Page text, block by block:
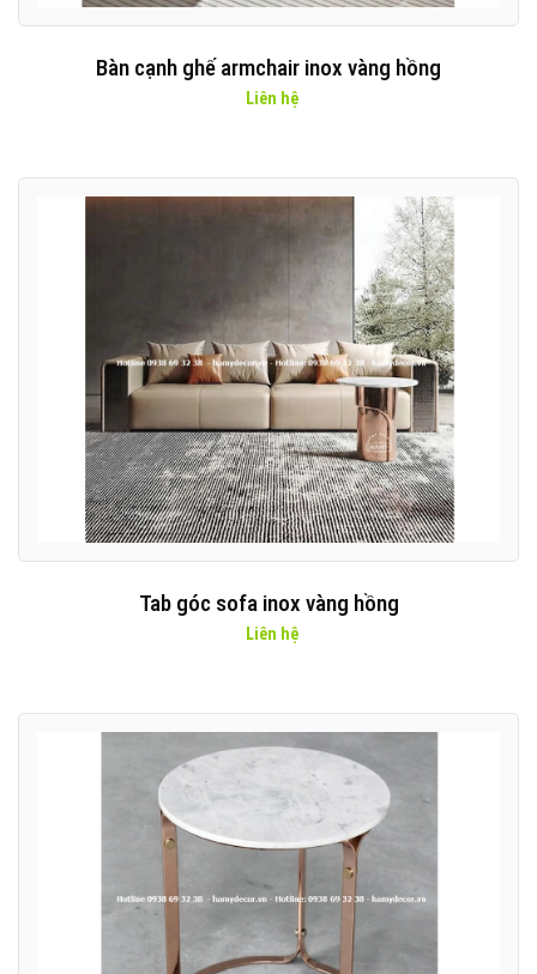
Bàn cạnh ghế armchair inox vàng hồng
Liên hệ
Tab góc sofa inox vàng hồng
Liên hệ